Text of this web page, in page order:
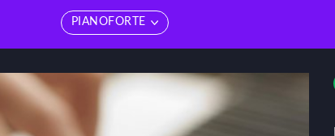
PIANOFORTE